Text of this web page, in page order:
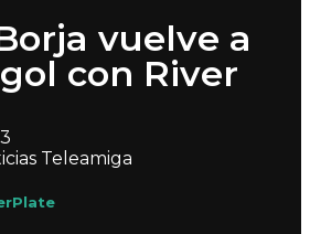
vuelve a
con River
Teleamiga